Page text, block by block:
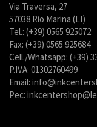
Via Traversa, 27
57038 Rio Marina (LI)
Tel.: (+39) 0565 925072
Fax: (+39) 0565 925684
Cell./Whatsapp: (+39)
P.IVA: 01302760499
Email:
Pec: